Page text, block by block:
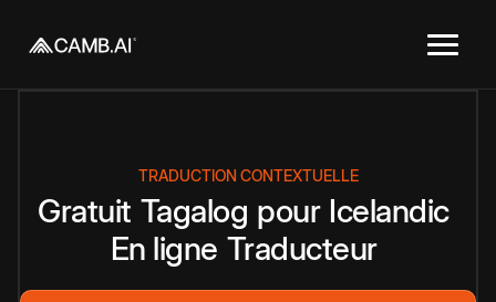
TRADUCTION CONTEXTUELLE
Gratuit Tagalog pour Icelandic
En ligne Traducteur